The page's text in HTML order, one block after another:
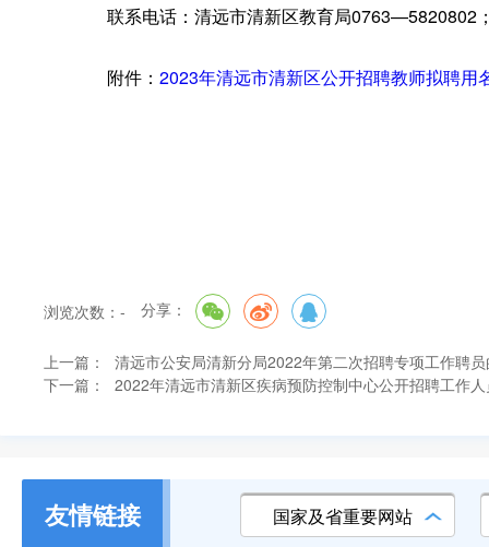
联系电话：清远市清新区教育局0763—5820802
附件： 2023年清远市清新区公开招聘教师拟聘用
浏览次数： - 分享：
上一篇：
清远市公安局清新分局2022年第二次招聘专项工作聘
下一篇：
2022年清远市清新区疾病预防控制中心公开招聘工作
友情链接 国家及省重要网站